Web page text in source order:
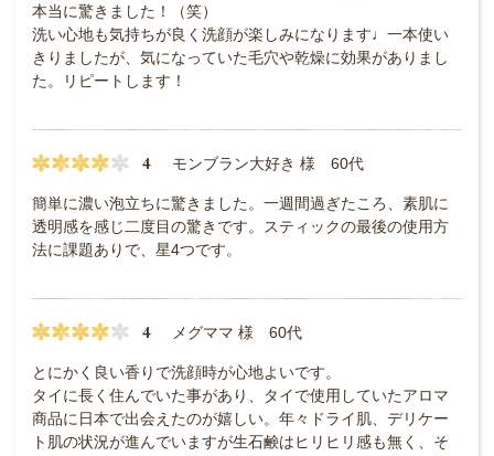
本当に驚きました！（笑）
洗い心地も気持ちが良く洗顔が楽しみになります♩一本使い
きりましたが、気になっていた毛穴や乾燥に効果がありまし
た。リピートします！
4 モンブラン大好き 様 60代
簡単に濃い泡立ちに驚きました。一週間過ぎたころ、素肌に
透明感を感じ二度目の驚きです。スティックの最後の使用方
法に課題ありで、星4つです。
4 メグママ 様 60代
とにかく良い香りで洗顔時が心地よいです。
タイに長く住んでいた事があり、タイで使用していたアロマ
商品に日本で出会えたのが嬉しい。年々ドライ肌、デリケー
ト肌の状況が進んでいますが生石鹸はヒリヒリ感も無く、そ